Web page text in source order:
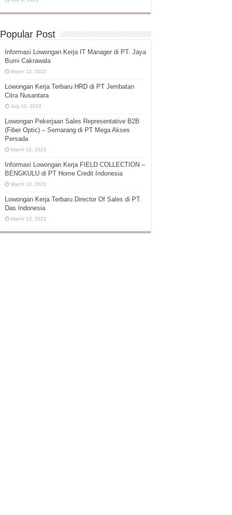
Popular Post
Informasi Lowongan Kerja IT Manager di PT. Jaya
Bumi Cakrawala
March 13, 2023
Lowongan Kerja Terbaru HRD di PT Jembatan
Citra Nusantara
July 10, 2023
Lowongan Pekerjaan Sales Representative B2B
(Fiber Optic) – Semarang di PT Mega Akses
Persada
March 12, 2023
Informasi Lowongan Kerja FIELD COLLECTION –
BENGKULU di PT Home Credit Indonesia
March 13, 2023
Lowongan Kerja Terbaru Director Of Sales di PT.
Das Indonesia
March 13, 2023